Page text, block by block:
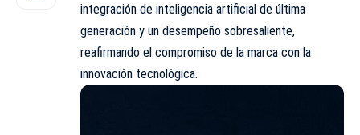
integración de inteligencia artificial de última
generación y un desempeño sobresaliente,
reafirmando el compromiso de la marca con la
innovación tecnológica.